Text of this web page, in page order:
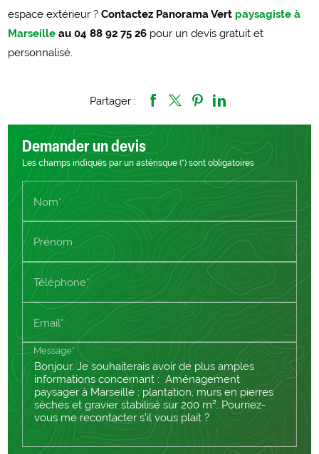
espace extérieur ?Contactez Panorama Vert paysagiste à
Marseille au 04 88 92 75 26 pour un devis gratuit et
personnalisé.
Partager :
Demander un devis
Les champs indiqués par un astérisque (*) sont obligatoires
Nom*
Prénom
Téléphone*
Email*
Message*